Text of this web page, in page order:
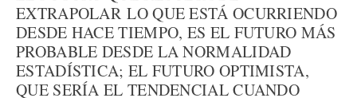
EXTRAPOLAR LO QUE ESTÁ OCURRIENDO
DESDE HACE TIEMPO, ES EL FUTURO MÁS
PROBABLE DESDE LA NORMALIDAD
ESTADÍSTICA; EL FUTURO OPTIMISTA,
QUE SERÍA EL TENDENCIAL CUANDO